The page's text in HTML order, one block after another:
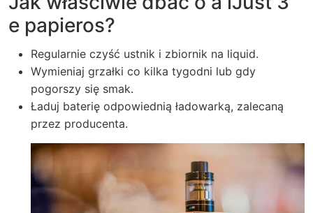
e papieros?
Regularnie czyść ustnik i zbiornik na liquid.
Wymieniaj grzałki co kilka tygodni lub gdy
pogorszy się smak.
Ładuj baterię odpowiednią ładowarką, zalecaną
przez producenta.